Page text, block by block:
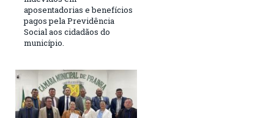
aposentadorias e benefícios
pagos pela Previdência
Social aos cidadãos do
município.